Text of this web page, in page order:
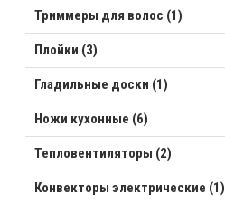
Триммеры для волос (1)
Плойки (3)
Гладильные доски (1)
Ножи кухонные (6)
Тепловентиляторы (2)
Конвекторы электрические (1)